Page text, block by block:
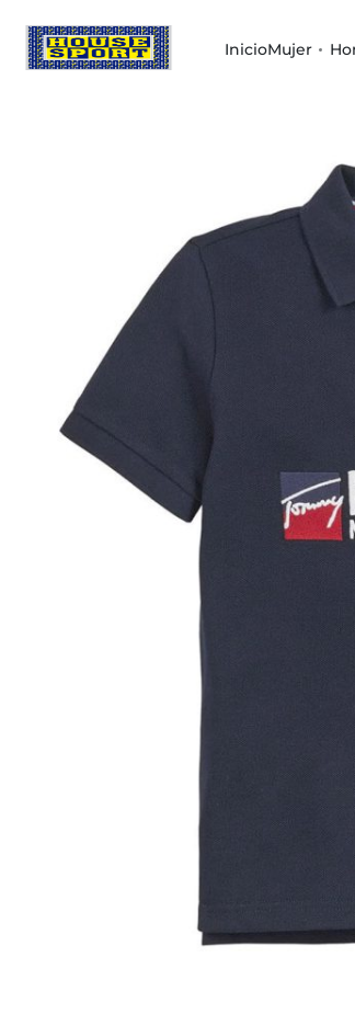
InicioMujer